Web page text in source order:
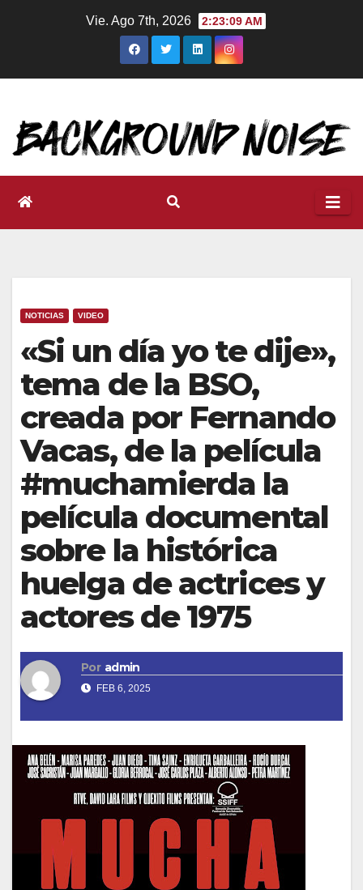
Vie. Ago 7th, 2026 2:23:10 AM
NOTICIAS VIDEO
«Si un día yo te dije»,
tema de la BSO,
creada por Fernando
Vacas, de la película
#muchamierda la
película documental
sobre la histórica
huelga de actrices y
actores de 1975
Por admin
FEB 6, 2025